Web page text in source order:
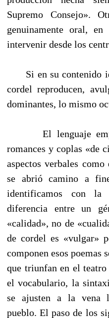
Supremo Consejo».
genuinamente oral,
intervenir desde los
Si en su contenido
cordel reproducen,
dominantes, lo mismo
El lenguaje
romances y coplas «de
aspectos verbales
se abrió camino a
identificamos con la
diferencia entre un
«calidad», no de
de cordel es «vulgar»
componen esos poemas
que triunfan en el
el vocabulario, la
se ajusten a la vena
pueblo. El paso de los